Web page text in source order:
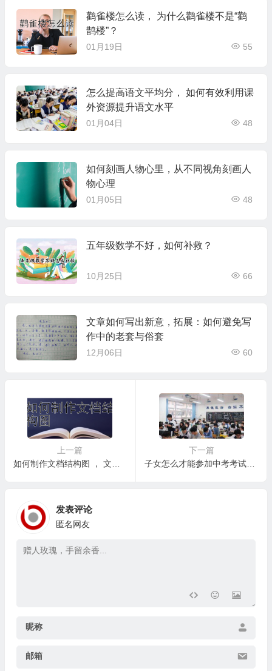
鹳雀楼怎么读， 为什么鹳雀楼不是“鹳
鹊楼”？
01月19日 55
怎么提高语文平均分， 如何有效利用课
外资源提升语文水平
01月04日 48
如何刻画人物心里，从不同视角刻画人
物心理
01月05日 48
五年级数学不好，如何补救？
10月25日 66
文章如何写出新意，拓展：如何避免写
作中的老套与俗套
12月06日 60
上一篇
下一篇
子女怎么才能参加中考考试，特殊群体参加中考的注意事项
发表评论
匿名网友
昵称
邮箱